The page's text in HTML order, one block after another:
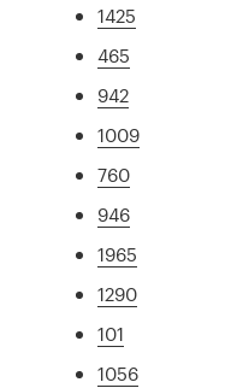
1425
465
942
1009
760
946
1965
1290
101
1056